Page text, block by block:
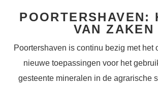
POORTERSHAVEN:
VAN ZAKEN
Poortershaven is continu bezig met het
nieuwe toepassingen voor het
gesteente mineralen in de agrarische